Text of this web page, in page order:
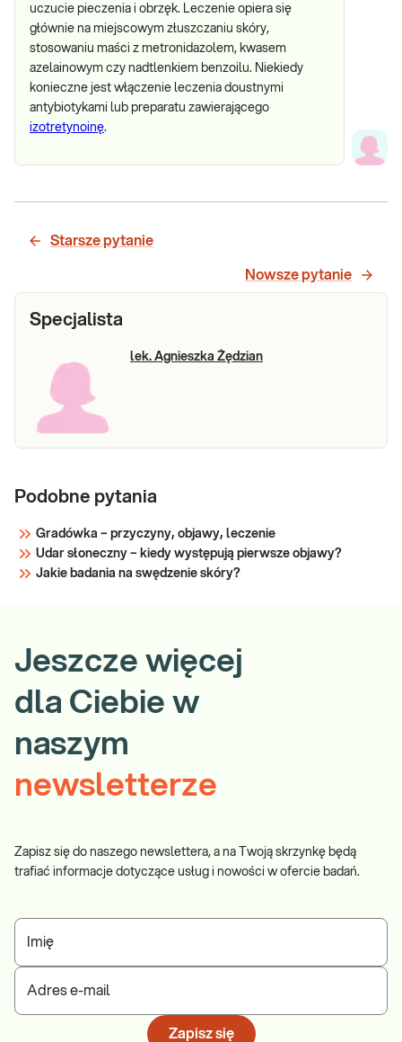
uczucie pieczenia i obrzęk. Leczenie opiera się
głównie na miejscowym złuszczaniu skóry,
stosowaniu maści z metronidazolem, kwasem
azelainowym czy nadtlenkiem benzoilu. Niekiedy
konieczne jest włączenie leczenia doustnymi
antybiotykami lub preparatu zawierającego
izotretynoinę.
Starsze pytanie
Nowsze pytanie
Specjalista
lek. Agnieszka Żędzian
Podobne pytania
Gradówka – przyczyny, objawy, leczenie
Udar słoneczny – kiedy występują pierwsze objawy?
Jakie badania na swędzenie skóry?
Jeszcze więcej
dla Ciebie w
naszym
newsletterze
Zapisz się do naszego newslettera, a na Twoją skrzynkę będą
trafiać informacje dotyczące usług i nowości w ofercie badań.
Imię
Adres e-mail
Zapisz się